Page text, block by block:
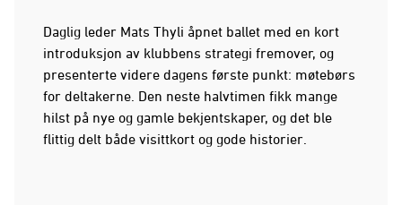
Daglig leder Mats Thyli åpnet ballet med en kort
introduksjon av klubbens strategi fremover, og
presenterte videre dagens første punkt: møtebørs
for deltakerne. Den neste halvtimen fikk mange
hilst på nye og gamle bekjentskaper, og det ble
flittig delt både visittkort og gode historier.